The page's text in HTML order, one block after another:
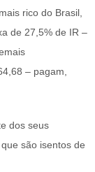
rico do Brasil,
de 27,5% de IR –
– pagam,
dos seus
são isentos de